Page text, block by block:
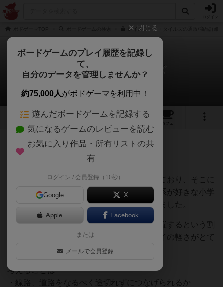
レイルロード・タイルズの通販/商品詳細
レイルロード・タイルズ
nabekohさんのレビュー
1 2
カフェ
235名 2名 0 2ヶ月前
初心者歓迎のオープン会を定期的に開催しており、そこに
持っていけば活躍しそう、あわよくば交通系が好きな小学
生息子とも遊べそうという気持ちで購入しました。
タイルをドラフトして条件に合うように配置するという割
とありがちなゲームですが、雰囲気とプレイの軽さがとて
もよく、気に入りました。
考えることは
・線路、道路をなるべく途切れずにつなげられるか
閉じる
ボードゲームのプレイ履歴を記録し
て、
自分のデータを管理しませんか？
約75,000人がボドゲーマを利用中！
遊んだボードゲームを記録する
気になるゲームのレビューを読む
お気に入り作品・所有リストの共
有
ログイン / 会員登録（10秒）
Google X
Apple Facebook
または
メールで会員登録